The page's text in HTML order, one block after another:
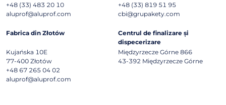
+48 (33) 483 20 10
aluprof@aluprof.com
+48 (33) 819 51 95
cbi@grupakety.com
Fabrica din Złotów
Kujańska 10E
77-400 Złotów
+48 67 265 04 02
aluprof@aluprof.com
Centrul de finalizare și
dispecerizare
Międzyrzecze Górne 866
43-392 Międzyrzecze Górne